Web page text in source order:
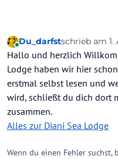
Online
Du_darfstschrieb am 1.
zuletzt
Hallo und herzlich
Lodge haben wir hier
erstmal selbst lesen und
wird, schließt du dich dort
zusammen.
Alles zur Diani Sea Lodge
Wenn du einen Fehler suchst,